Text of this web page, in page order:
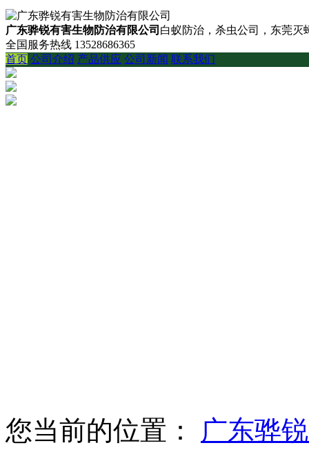
广东骅锐有害生物防治有限公司 白蚁防治，杀虫公司，东莞灭
全国服务热线 13528686365
首页 公司介绍 产品供应 公司新闻 联系我们
您当前的位置：
广东骅